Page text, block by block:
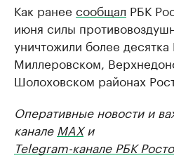
Как ранее сообщал РБК
июня силы
уничтожили более
Миллеровском,
Шолоховском районах
Оперативные новости и
канале MAXи
Telegram-канале РБК